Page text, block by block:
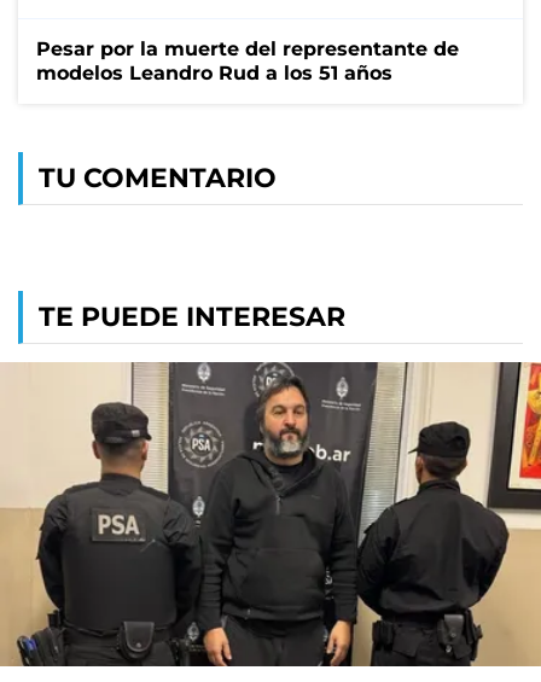
Pesar por la muerte del representante de
modelos Leandro Rud a los 51 años
TU COMENTARIO
TE PUEDE INTERESAR